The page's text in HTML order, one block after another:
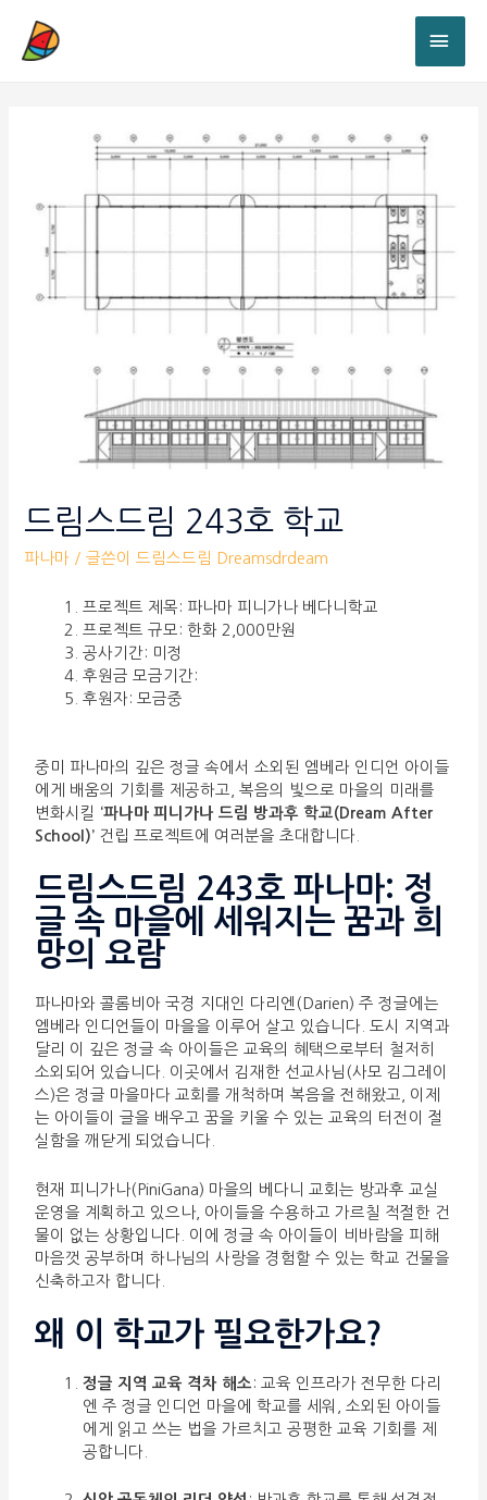
드림스드림 243호 학교
파나마 / 글쓴이 드림스드림 Dreamsdrdeam
프로젝트 제목: 파나마 피니가나 베다니학교
프로젝트 규모: 한화 2,000만원
공사기간: 미정
후원금 모금기간:
후원자: 모금중
중미 파나마의 깊은 정글 속에서 소외된 엠베라 인디언 아이들
에게 배움의 기회를 제공하고, 복음의 빛으로 마을의 미래를
변화시킬 ‘파나마 피니가나 드림 방과후 학교(Dream After
School)’ 건립 프로젝트에 여러분을 초대합니다.
드림스드림 243호 파나마: 정
글 속 마을에 세워지는 꿈과 희
망의 요람
파나마와 콜롬비아 국경 지대인 다리엔(Darien) 주 정글에는
엠베라 인디언들이 마을을 이루어 살고 있습니다. 도시 지역과
달리 이 깊은 정글 속 아이들은 교육의 혜택으로부터 철저히
소외되어 있습니다. 이곳에서 김재한 선교사님(사모 김그레이
스)은 정글 마을마다 교회를 개척하며 복음을 전해왔고, 이제
는 아이들이 글을 배우고 꿈을 키울 수 있는 교육의 터전이 절
실함을 깨닫게 되었습니다.
현재 피니가나(PiniGana) 마을의 베다니 교회는 방과후 교실
운영을 계획하고 있으나, 아이들을 수용하고 가르칠 적절한 건
물이 없는 상황입니다. 이에 정글 속 아이들이 비바람을 피해
마음껏 공부하며 하나님의 사랑을 경험할 수 있는 학교 건물을
신축하고자 합니다.
왜 이 학교가 필요한가요?
정글 지역 교육 격차 해소 : 교육 인프라가 전무한 다리
엔 주 정글 인디언 마을에 학교를 세워, 소외된 아이들
에게 읽고 쓰는 법을 가르치고 공평한 교육 기회를 제
공합니다.